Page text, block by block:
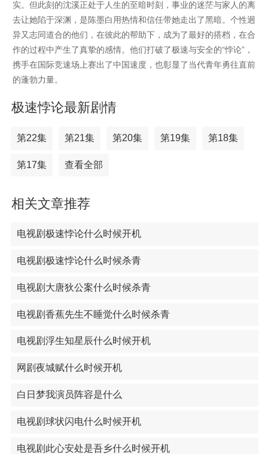
实。但此刻的沈溪正处于人生的至暗时刻，事业的迷茫与家人的离
去让她陷于深渊，是陈墨白用热情和信任带她走出了黑暗。个性迥
异又志同道合的他们，在彼此的帮助下，成为了最好的搭档，在合
作的过程中产生了真挚的感情。他们打破了极速与安全的“悖论”，
携手在国际竞速场上赛出了中国速度，也彰显了当代青年勇往直前
的蓬勃力量。
极速悖论最新剧情
第22集 第21集 第20集 第19集 第18集
第17集 查看全部
相关文章推荐
电视剧极速悖论什么时候开机
电视剧极速悖论什么时候杀青
电视剧大唐狄公案什么时候杀青
电视剧香蕉先生不睡觉什么时候杀青
电视剧浮生知星辰什么时候开机
网剧夜城赋什么时候开机
白日梦我演员阵容是什么
电视剧球状闪电什么时候开机
电视剧此心安处是吾乡什么时候开机